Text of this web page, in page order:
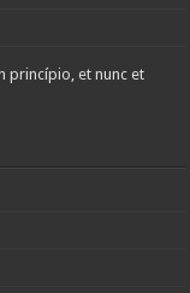
princípio, et nunc et